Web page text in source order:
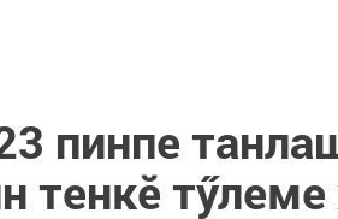
пинпе
тенкӗ тӳлеме